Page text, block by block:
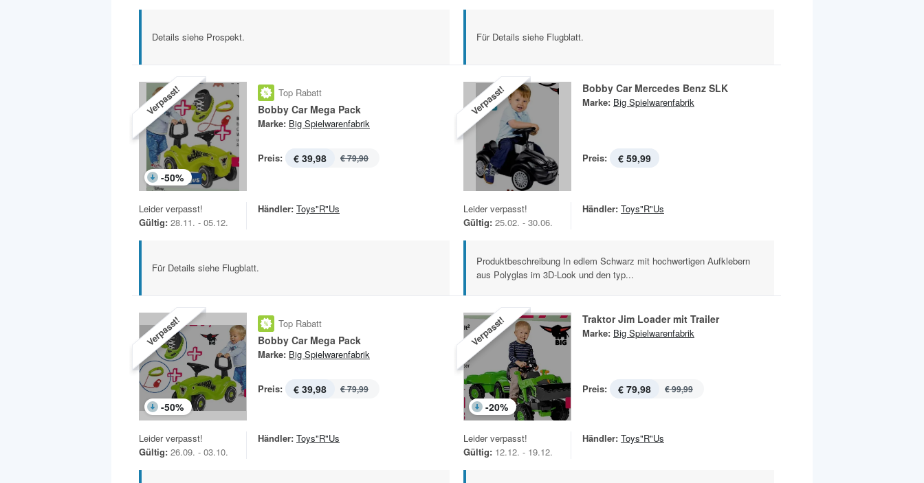
Details siehe Prospekt. Für Details siehe Flugblatt.
Verpasst!
-50%
Top Rabatt
Bobby Car Mega Pack
Marke: Big Spielwarenfabrik
Preis: € 39,98 € 79,90
Leider verpasst!
Gültig: 28.11. - 05.12.
Händler: Toys"R"Us
Für Details siehe Flugblatt.
Verpasst! Bobby Car Mercedes Benz SLK
Marke: Big Spielwarenfabrik
Preis: € 59,99
Leider verpasst!
Gültig: 25.02. - 30.06.
Händler: Toys"R"Us
Produktbeschreibung In edlem Schwarz mit hochwertigen Aufklebern
aus Polyglas im 3D-Look und den typ...
Verpasst!
-50%
Top Rabatt
Bobby Car Mega Pack
Marke: Big Spielwarenfabrik
Preis: € 39,98 € 79,99
Leider verpasst!
Gültig: 26.09. - 03.10.
Händler: Toys"R"Us
Verpasst!
-20%
Traktor Jim Loader mit Trailer
Marke: Big Spielwarenfabrik
Preis: € 79,98 € 99,99
Leider verpasst!
Gültig: 12.12. - 19.12.
Händler: Toys"R"Us